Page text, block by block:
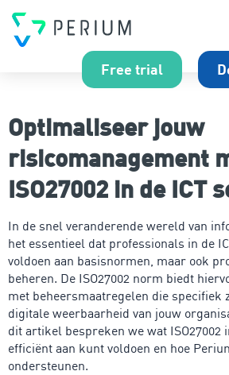
Free trial
Optimaliseer jouw
risicomanagement
ISO27002 in de ICT
In de snel veranderende wereld van
het essentieel dat professionals in de
voldoen aan basisnormen, maar ook
beheren. De ISO27002 norm biedt
met beheersmaatregelen die specifiek
digitale weerbaarheid van jouw
dit artikel bespreken we wat ISO27002
efficiënt aan kunt voldoen en hoe
ondersteunen.